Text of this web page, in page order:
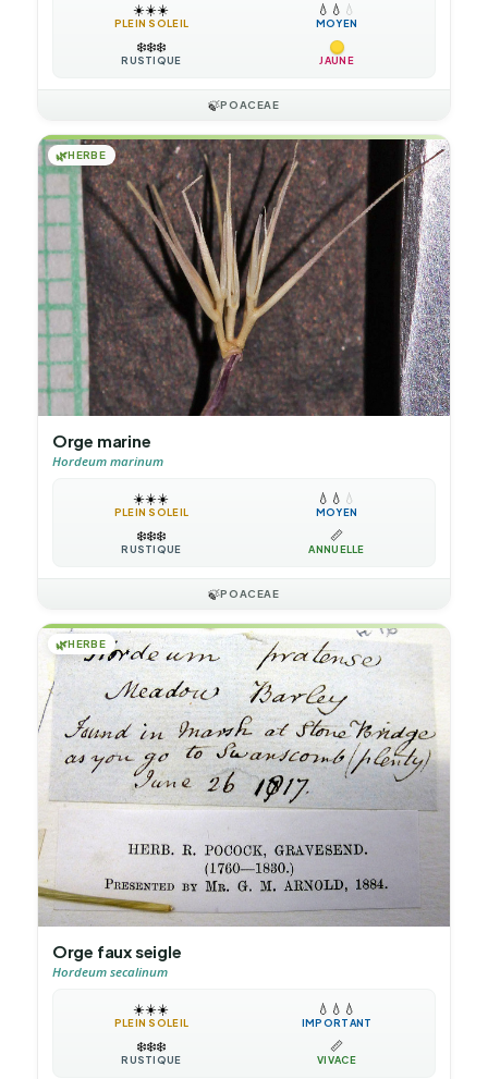
☀️☀️☀️
PLEIN SOLEIL
💧 💧 💧
MOYEN
❄️❄️❄️
RUSTIQUE JAUNE
🍃POACEAE
🌿HERBE
Orge marine
Hordeum marinum
☀️☀️☀️
PLEIN SOLEIL
💧 💧 💧
MOYEN
❄️❄️❄️
RUSTIQUE
📏
ANNUELLE
🍃POACEAE
🌿HERBE
Orge faux seigle
Hordeum secalinum
☀️☀️☀️
PLEIN SOLEIL
💧 💧 💧
IMPORTANT
❄️❄️❄️
RUSTIQUE
📏
VIVACE